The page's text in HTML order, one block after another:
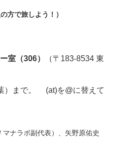
で旅しよう！）
室（306）
（〒183-8534 東
まで。 (at)を@に替えて
ナラボ副代表）、矢野原佑史